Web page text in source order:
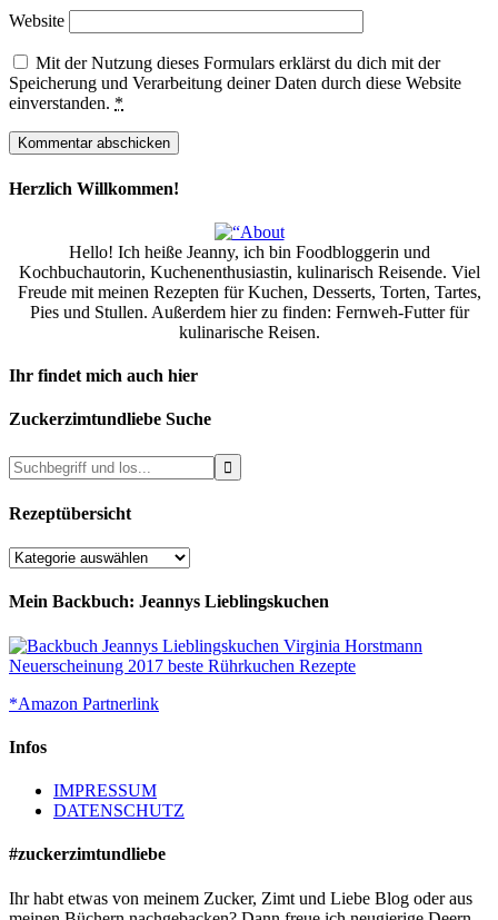
Website
Mit der Nutzung dieses Formulars erklärst du dich mit der
Speicherung und Verarbeitung deiner Daten durch diese Website
einverstanden. *
Herzlich Willkommen!
Hello! Ich heiße Jeanny, ich bin Foodbloggerin und
Kochbuchautorin, Kuchenenthusiastin, kulinarisch Reisende. Viel
Freude mit meinen Rezepten für Kuchen, Desserts, Torten, Tartes,
Pies und Stullen. Außerdem hier zu finden: Fernweh-Futter für
kulinarische Reisen.
Ihr findet mich auch hier
Zuckerzimtundliebe Suche
Rezeptübersicht
Rezeptübersicht
Mein Backbuch: Jeannys Lieblingskuchen
*Amazon Partnerlink
Infos
IMPRESSUM
DATENSCHUTZ
#zuckerzimtundliebe
Ihr habt etwas von meinem Zucker, Zimt und Liebe Blog oder aus